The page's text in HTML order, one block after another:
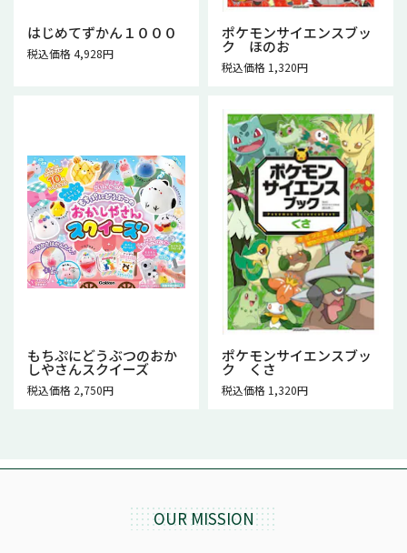
はじめてずかん１０００
税込価格 4,928円
ポケモンサイエンスブッ
ク ほのお
税込価格 1,320円
もちぷにどうぶつのおか
しやさんスクイーズ
税込価格 2,750円
ポケモンサイエンスブッ
ク くさ
税込価格 1,320円
OUR MISSION